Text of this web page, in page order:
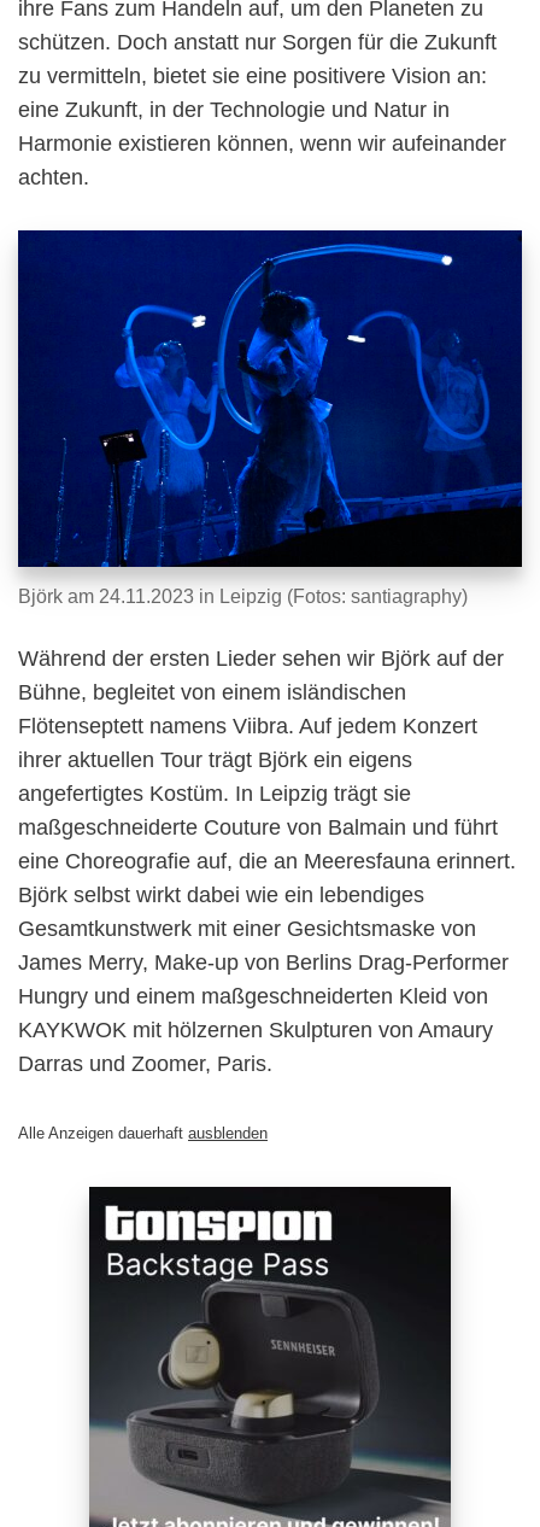
ihre Fans zum Handeln auf, um den Planeten zu
schützen. Doch anstatt nur Sorgen für die Zukunft
zu vermitteln, bietet sie eine positivere Vision an:
eine Zukunft, in der Technologie und Natur in
Harmonie existieren können, wenn wir aufeinander
achten.
Björk am 24.11.2023 in Leipzig (Fotos: santiagraphy)
Während der ersten Lieder sehen wir Björk auf der
Bühne, begleitet von einem isländischen
Flötenseptett namens Viibra. Auf jedem Konzert
ihrer aktuellen Tour trägt Björk ein eigens
angefertigtes Kostüm. In Leipzig trägt sie
maßgeschneiderte Couture von Balmain und führt
eine Choreografie auf, die an Meeresfauna erinnert.
Björk selbst wirkt dabei wie ein lebendiges
Gesamtkunstwerk mit einer Gesichtsmaske von
James Merry, Make-up von Berlins Drag-Performer
Hungry und einem maßgeschneiderten Kleid von
KAYKWOK mit hölzernen Skulpturen von Amaury
Darras und Zoomer, Paris.
Alle Anzeigen dauerhaft ausblenden